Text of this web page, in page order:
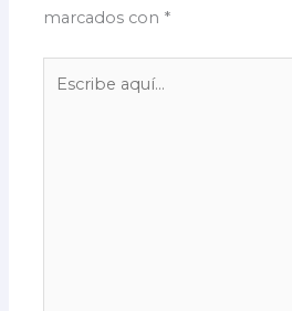
marcados con *